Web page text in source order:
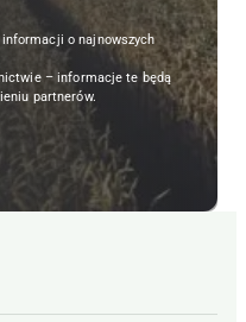
o najnowszych
– informacje te będą
partnerów.